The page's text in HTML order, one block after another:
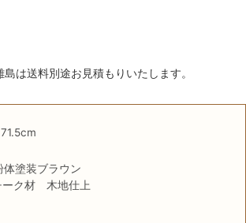
は送料別途お見積もりいたします。
塗装ブラウン
ク材 木地仕上